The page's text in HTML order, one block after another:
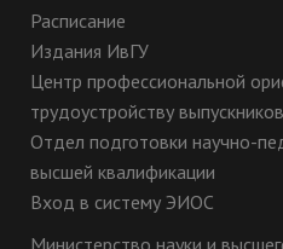
Расписание
Издания ИвГУ
Центр профессиональной
трудоустройству
Отдел подготовки научно-
высшей квалификации
Вход в систему ЭИОС